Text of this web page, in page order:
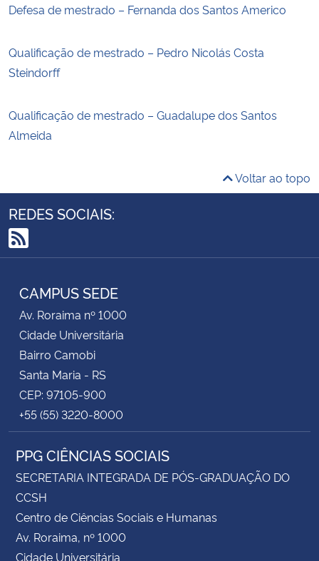
Defesa de mestrado – Fernanda dos Santos Americo
Qualificação de mestrado – Pedro Nicolás Costa
Steindorff
Qualificação de mestrado – Guadalupe dos Santos
Almeida
Voltar ao topo
REDES SOCIAIS:
RSS
CAMPUS SEDE
Av. Roraima nº 1000
Cidade Universitária
Bairro Camobi
Santa Maria - RS
CEP: 97105-900
+55 (55) 3220-8000
PPG CIÊNCIAS SOCIAIS
SECRETARIA INTEGRADA DE PÓS-GRADUAÇÃO DO
CCSH
Centro de Ciências Sociais e Humanas
Av. Roraima, nº 1000
Cidade Universitária